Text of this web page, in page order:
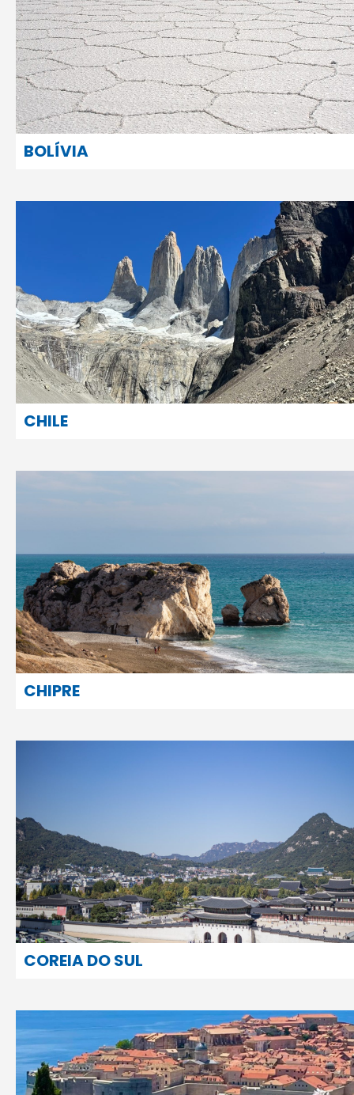
BOLÍVIA
CHILE
CHIPRE
COREIA DO SUL